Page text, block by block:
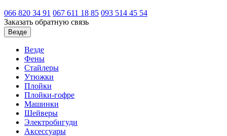
066 820 34 91 067 611 18 85 093 514 45 54
Заказать обратную связь
Везде
Везде
Фены
Стайлеры
Утюжки
Плойки
Плойки-гофре
Машинки
Шейверы
Электробигуди
Аксессуары